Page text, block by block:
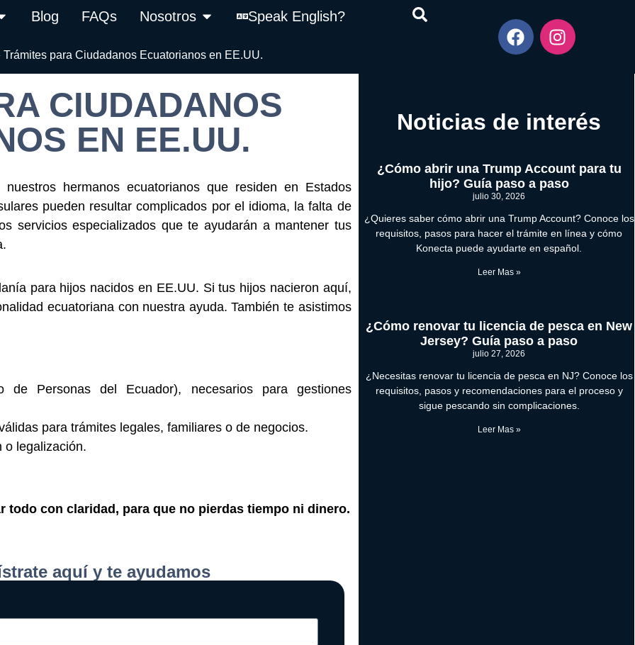
Blog FAQs Nosotros Speak English?
Trámites para Ciudadanos Ecuatorianos en EE.UU.
CIUDADANOS
EN EE.UU.
hermanos ecuatorianos que residen en Estados
pueden resultar complicados por el idioma, la falta de
servicios especializados que te ayudarán a mantener tus
para hijos nacidos en EE.UU. Si tus hijos nacieron aquí,
ecuatoriana con nuestra ayuda. También te asistimos
de Personas del Ecuador), necesarios para gestiones
para trámites legales, familiares o de negocios.
o legalización.
todo con claridad, para que no pierdas tiempo ni dinero.
aquí y te ayudamos
Noticias de interés
¿Cómo abrir una Trump Account para tu
hijo? Guía paso a paso
julio 30, 2026
¿Quieres saber cómo abrir una Trump Account? Conoce los
requisitos, pasos para hacer el trámite en línea y cómo
Konecta puede ayudarte en español.
Leer Mas »
¿Cómo renovar tu licencia de pesca en New
Jersey? Guía paso a paso
julio 27, 2026
¿Necesitas renovar tu licencia de pesca en NJ? Conoce los
requisitos, pasos y recomendaciones para el proceso y
sigue pescando sin complicaciones.
Leer Mas »